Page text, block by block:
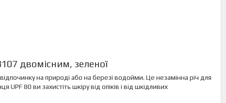
двомісним, зеленої
на природі або на березі водойми. Це незамінна річ для
UPF 80 ви захистіть шкіру від опіків і від шкідливих